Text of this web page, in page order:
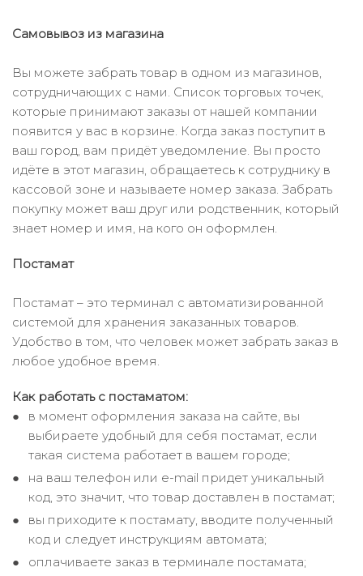
Самовывоз из магазина
Вы можете забрать товар в одном из магазинов,
сотрудничающих с нами. Список торговых точек,
которые принимают заказы от нашей компании
появится у вас в корзине. Когда заказ поступит в
ваш город, вам придёт уведомление. Вы просто
идёте в этот магазин, обращаетесь к сотруднику в
кассовой зоне и называете номер заказа. Забрать
покупку может ваш друг или родственник, который
знает номер и имя, на кого он оформлен.
Постамат
Постамат – это терминал с автоматизированной
системой для хранения заказанных товаров.
Удобство в том, что человек может забрать заказ в
любое удобное время.
Как работать с постаматом:
в момент оформления заказа на сайте, вы
выбираете удобный для себя постамат, если
такая система работает в вашем городе;
на ваш телефон или e-mail придет уникальный
код, это значит, что товар доставлен в постамат;
вы приходите к постамату, вводите полученный
код и следует инструкциям автомата;
оплачиваете заказ в терминале постамата;